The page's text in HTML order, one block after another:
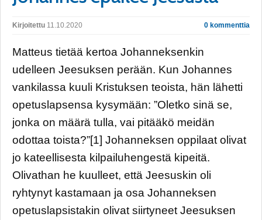
Kirjoitettu 11.10.2020 0 kommenttia
Matteus tietää kertoa Johanneksenkin
udelleen Jeesuksen perään. Kun Johannes
vankilassa kuuli Kristuksen teoista, hän lähetti
opetuslapsensa kysymään: ”Oletko sinä se,
jonka on määrä tulla, vai pitääkö meidän
odottaa toista?”[1] Johanneksen oppilaat olivat
jo kateellisesta kilpailuhengestä kipeitä.
Olivathan he kuulleet, että Jeesuskin oli
ryhtynyt kastamaan ja osa Johanneksen
opetuslapsistakin olivat siirtyneet Jeesuksen